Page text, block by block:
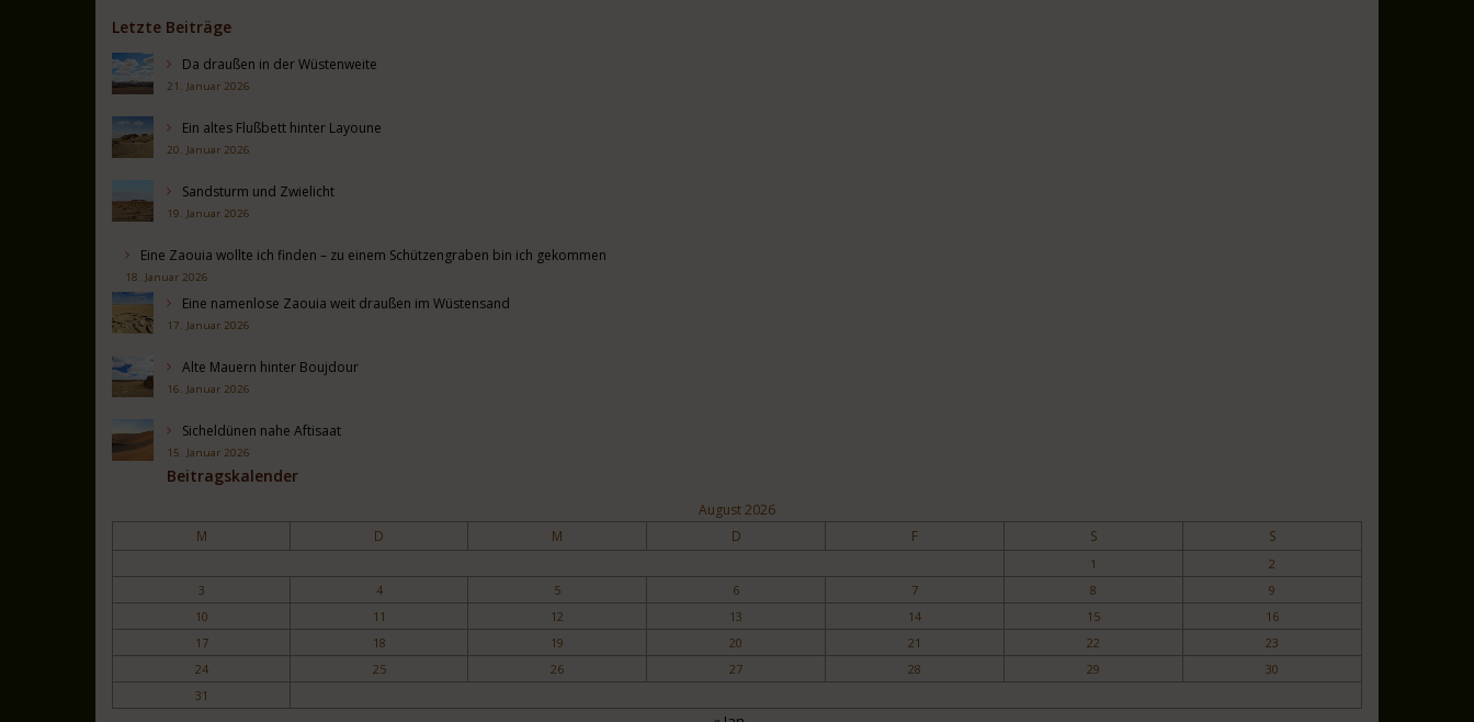
Letzte Beiträge
Da draußen in der Wüstenweite
21. Januar 2026
Ein altes Flußbett hinter Layoune
20. Januar 2026
Sandsturm und Zwielicht
19. Januar 2026
Eine Zaouia wollte ich finden – zu einem Schützengraben bin ich gekommen
18. Januar 2026
Eine namenlose Zaouia weit draußen im Wüstensand
17. Januar 2026
Alte Mauern hinter Boujdour
16. Januar 2026
Sicheldünen nahe Aftisaat
15. Januar 2026
Beitragskalender
August 2026
M D M D F S S
1
2
3
4 5 6 7 8
9
10
11 12 13 14 15
16
17
18 19 20 21 22
23
24
25 26 27 28 29
30
31